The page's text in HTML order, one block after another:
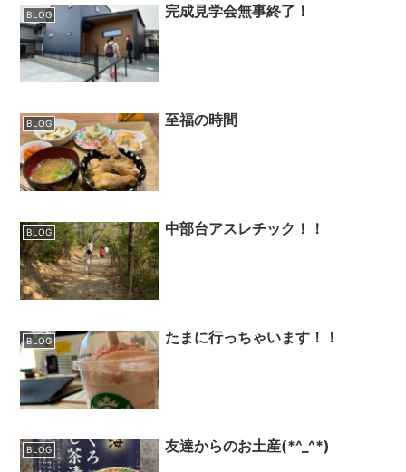
BLOG 完成見学会無事終了！
BLOG 至福の時間
BLOG 中部台アスレチック！！
BLOG たまに行っちゃいます！！
BLOG 友達からのお土産(*^_^*)